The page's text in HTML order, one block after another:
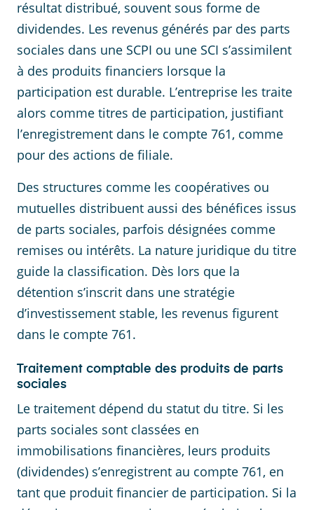
résultat distribué, souvent sous forme de
dividendes. Les revenus générés par des parts
sociales dans une SCPI ou une SCI s’assimilent
à des produits financiers lorsque la
participation est durable. L’entreprise les traite
alors comme titres de participation, justifiant
l’enregistrement dans le compte 761, comme
pour des actions de filiale.
Des structures comme les coopératives ou
mutuelles distribuent aussi des bénéfices issus
de parts sociales, parfois désignées comme
remises ou intérêts. La nature juridique du titre
guide la classification. Dès lors que la
détention s’inscrit dans une stratégie
d’investissement stable, les revenus figurent
dans le compte 761.
Traitement comptable des produits de parts
sociales
Le traitement dépend du statut du titre. Si les
parts sociales sont classées en
immobilisations financières, leurs produits
(dividendes) s’enregistrent au compte 761, en
tant que produit financier de participation. Si la